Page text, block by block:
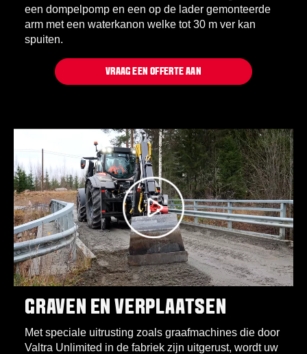
een dompelpomp en een op de lader gemonteerde
arm met een waterkanon welke tot 30 m ver kan
spuiten.
VRAAG EEN OFFERTE AAN
GRAVEN EN VERPLAATSEN
Met speciale uitrusting zoals graafmachines die door
Valtra Unlimited in de fabriek zijn uitgerust, wordt uw